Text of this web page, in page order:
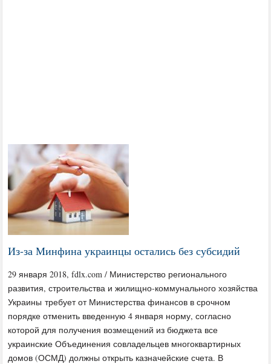
Из-за Минфина украинцы остались без субсидий
29 января 2018, fdlx.com / Министерство регионального
развития, строительства и жилищно-коммунального хозяйства
Украины требует от Министерства финансов в срочном
порядке отменить введенную 4 января норму, согласно
которой для получения возмещений из бюджета все
украинские Объединения совладельцев многоквартирных
домов (ОСМД) должны открыть казначейские счета. В